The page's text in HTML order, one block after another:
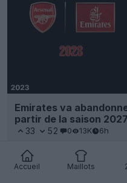
Accueil Maillots
Emirates va
partir de la saison
33 52 0 13K 6h